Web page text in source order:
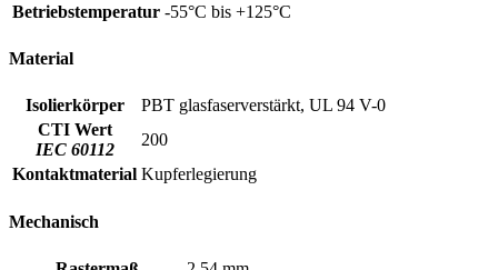
Betriebstemperatur -55°C bis +125°C
Material
Isolierkörper
PBT glasfaserverstärkt, UL 94 V-0
CTI Wert
IEC 60112
200
Kontaktmaterial Kupferlegierung
Mechanisch